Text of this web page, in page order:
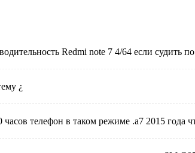
Redmi note 7 4/64 если судить
¿
телефон в таком режиме .а7 2015 года